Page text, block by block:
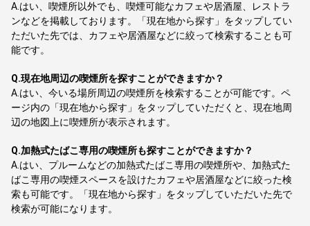
A. はい、喫煙所以外でも、喫煙可能なカフェや居酒屋、レストラ
ンなどを掲載しております。「現在地から探す」をタップしてい
ただいた先では、カフェや居酒屋などに絞って検索することも可
能です。
Q.現在地周辺の喫煙所を探すことができますか？
A. はい、今いる場所周辺の喫煙所を検索することが可能です。ペ
ージ内の「現在地から探す」をタップしていただくと、現在地周
辺の地図上に喫煙所が表示されます。
Q.加熱式たばこ専用の喫煙所も探すことができますか？
A. はい、プルームなどの加熱式たばこ専用の喫煙所や、加熱式た
ばこ専用の喫煙スペースを設けたカフェや居酒屋などに絞った検
索も可能です。「現在地から探す」をタップしていただいた先で
検索が可能になります。